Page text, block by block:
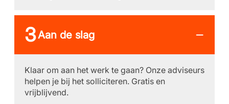
Aan de slag
Klaar om aan het werk te gaan? Onze adviseurs
helpen je bij het solliciteren. Gratis en
vrijblijvend.